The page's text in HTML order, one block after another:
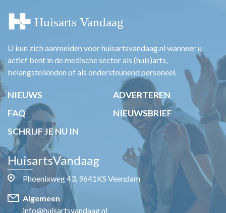
U kun zich aanmelden voor huisartsvandaag.nl wanneer u
actief bent in de medische sector als (huis)arts,
belangstellenden of als ondersteunend personeel.
NIEUWS
ADVERTEREN
FAQ
NIEUWSBRIEF
SCHRIJF JE NU IN
HuisartsVandaag
Phoenixweg 43, 9641KS Veendam
Algemeen
info@huisartsvandaag.nl